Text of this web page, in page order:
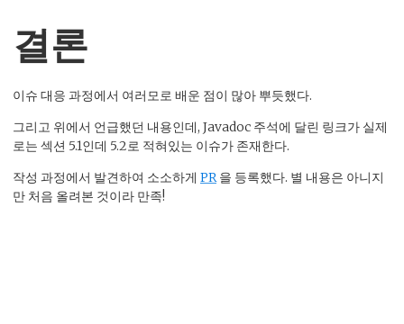
결론
이슈 대응 과정에서 여러모로 배운 점이 많아 뿌듯했다.
그리고 위에서 언급했던 내용인데, Javadoc 주석에 달린 링크가 실제
로는 섹션 5.1인데 5.2로 적혀있는 이슈가 존재한다.
작성 과정에서 발견하여 소소하게 PR을 등록했다. 별 내용은 아니지
만 처음 올려본 것이라 만족!